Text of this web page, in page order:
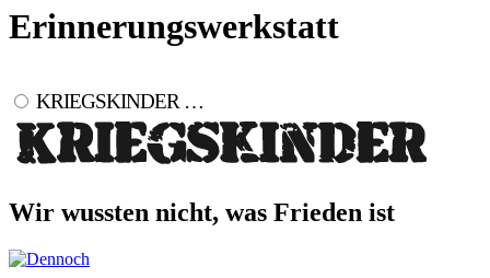
Erinnerungswerkstatt
KRIEGSKINDER …
Wir wussten nicht, was Frieden ist